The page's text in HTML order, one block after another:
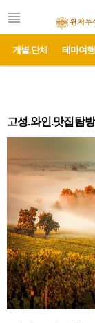
개별.단체 테마여행
고성.와인.맛집탐방